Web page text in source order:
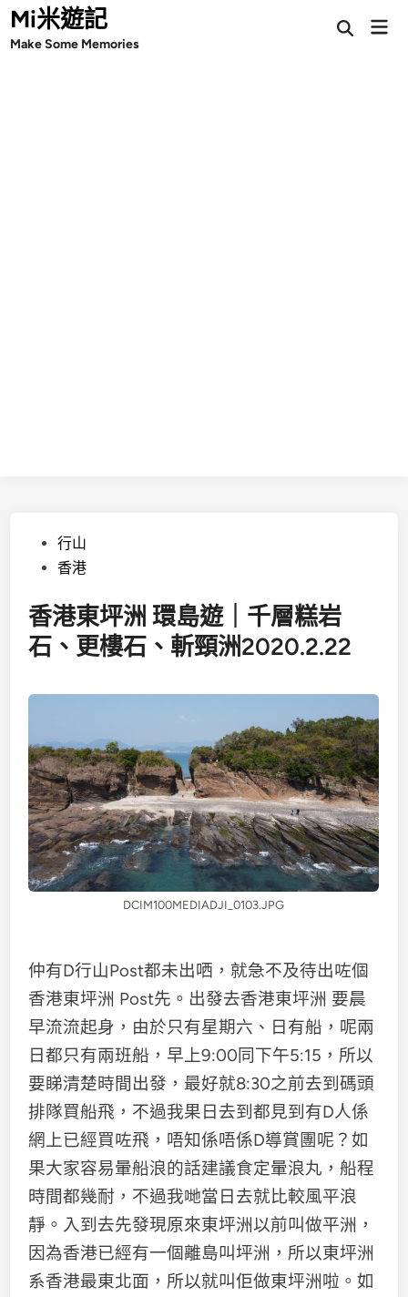
Skip
to
Mi米遊記
Make Some Memories
Open
Posted行山
香港
香港東坪洲 環島遊｜千層糕岩
石、更樓石、斬頸洲2020.2.22
DCIM100MEDIADJI_0103.JPG
仲有D行山Post都未出哂，就急不及待出咗個
香港東坪洲 Post先。出發去香港東坪洲 要晨
早流流起身，由於只有星期六、日有船，呢兩
日都只有兩班船，早上9:00同下午5:15，所以
要睇清楚時間出發，最好就8:30之前去到碼頭
排隊買船飛，不過我果日去到都見到有D人係
網上已經買咗飛，唔知係唔係D導賞團呢？如
果大家容易暈船浪的話建議食定暈浪丸，船程
時間都幾耐，不過我哋當日去就比較風平浪
靜。入到去先發現原來東坪洲以前叫做平洲，
因為香港已經有一個離島叫坪洲，所以東坪洲
系香港最東北面，所以就叫佢做東坪洲啦。如